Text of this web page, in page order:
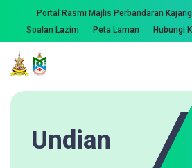
Portal Rasmi Majlis Perbandaran
Soalan Lazim
Peta Laman Hubungi
Undian